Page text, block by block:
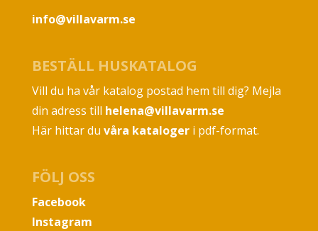
info@villavarm.se
BESTÄLL HUSKATALOG
Vill du ha vår katalog postad hem till dig? Mejla
din adress till helena@villavarm.se
Här hittar du våra katalogeri pdf-format.
FÖLJ OSS
Facebook
Instagram